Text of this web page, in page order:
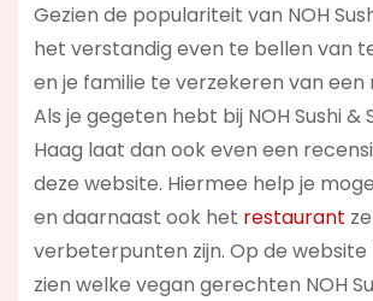
Gezien de populariteit van NOH
het verstandig even te bellen van
en je familie te verzekeren van een
Als je gegeten hebt bij NOH Sushi &
Haag laat dan ook even een
deze website. Hiermee help je
en daarnaast ook het restaurant
verbeterpunten zijn. Op de website
zien welke vegan gerechten NOH